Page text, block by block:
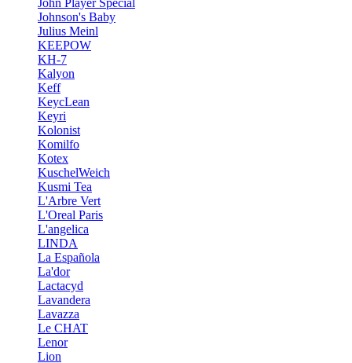
John Player Special
Johnson's Baby
Julius Meinl
KEEPOW
KH-7
Kalyon
Keff
KeycLean
Keyri
Kolonist
Komilfo
Kotex
KuschelWeich
Kusmi Tea
L'Arbre Vert
L'Oreal Paris
L'angelica
LINDA
La Española
La'dor
Lactacyd
Lavandera
Lavazza
Le CHAT
Lenor
Lion